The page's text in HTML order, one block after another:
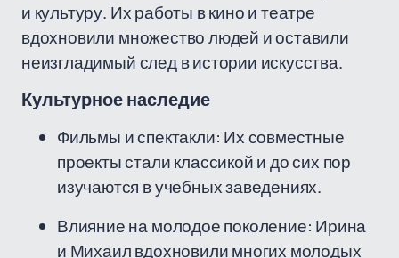
и культуру. Их работы в кино и театре
вдохновили множество людей и оставили
неизгладимый след в истории искусства.
Культурное наследие
Фильмы и спектакли: Их совместные
проекты стали классикой и до сих пор
изучаются в учебных заведениях.
Влияние на молодое поколение: Ирина
и Михаил вдохновили многих молодых